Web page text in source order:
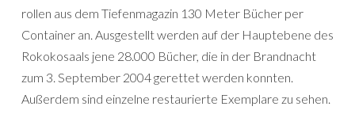
rollen aus dem Tiefenmagazin 130 Meter Bücher per
Container an. Ausgestellt werden auf der Hauptebene des
Rokokosaals jene 28.000 Bücher, die in der Brandnacht
zum 3. September 2004 gerettet werden konnten.
Außerdem sind einzelne restaurierte Exemplare zu sehen.